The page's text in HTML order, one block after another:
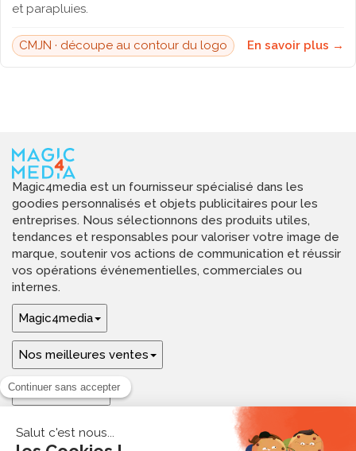
et parapluies.
CMJN · découpe au contour du logo En savoir plus →
Magic4media est un fournisseur spécialisé dans les
goodies personnalisés et objets publicitaires pour les
entreprises. Nous sélectionnons des produits utiles,
tendances et responsables pour valoriser votre image de
marque, soutenir vos actions de communication et réussir
vos opérations événementielles, commerciales ou
internes.
Magic4media
Nos meilleures ventes
Guides & aide
Ressources & inspirations